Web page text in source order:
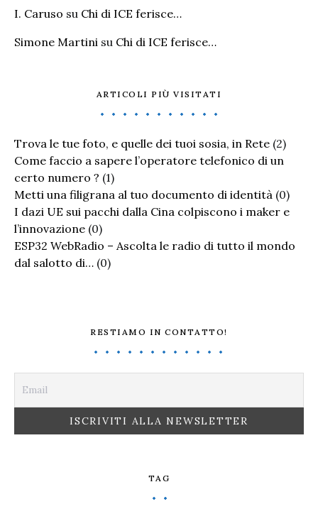
I. Caruso su Chi di ICE ferisce…
Simone Martini su Chi di ICE ferisce…
ARTICOLI PIÙ VISITATI
Trova le tue foto, e quelle dei tuoi sosia, in Rete (2)
Come faccio a sapere l’operatore telefonico di un
certo numero ? (1)
Metti una filigrana al tuo documento di identità (0)
I dazi UE sui pacchi dalla Cina colpiscono i maker e
l’innovazione (0)
ESP32 WebRadio – Ascolta le radio di tutto il mondo
dal salotto di… (0)
RESTIAMO IN CONTATTO!
TAG